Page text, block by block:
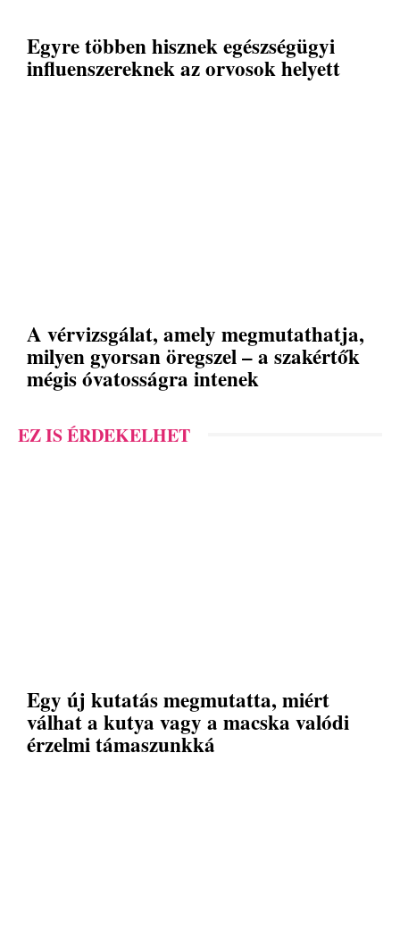
Egyre többen hisznek egészségügyi
influenszereknek az orvosok helyett
A vérvizsgálat, amely megmutathatja,
milyen gyorsan öregszel – a szakértők
mégis óvatosságra intenek
EZ IS ÉRDEKELHET
Egy új kutatás megmutatta, miért
válhat a kutya vagy a macska valódi
érzelmi támaszunkká